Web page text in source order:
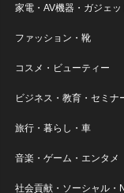
家電・AV機器・ガジェッ
ファッション・靴
コスメ・ビューティー
ビジネス・教育・セミナ
旅行・暮らし・車
音楽・ゲーム・エンタメ
社会貢献・ソーシャル・